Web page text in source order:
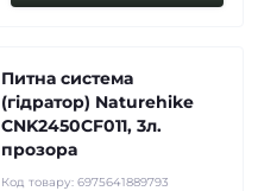
Питна система
(гідратор) Naturehike
CNK2450CF011, 3л.
прозора
Код товару: 6975641889793